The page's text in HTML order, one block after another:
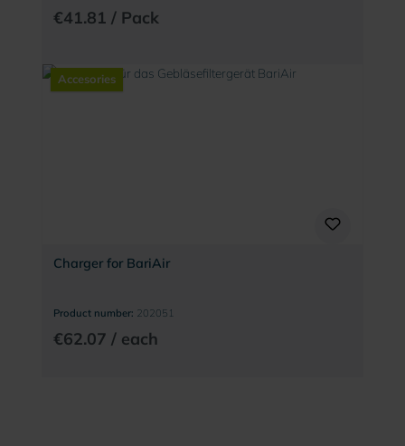
€41.81 / Pack
Accesories
Charger for BariAir
Product number: 202051
€62.07 / each